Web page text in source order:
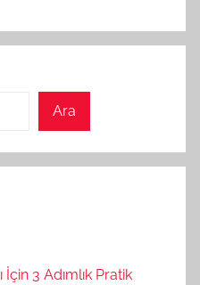
Ara
3 Adımlık Pratik